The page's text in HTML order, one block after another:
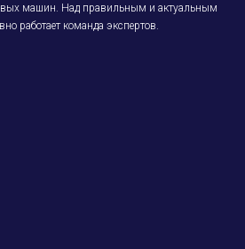
машин. Над правильным и актуальным
работает команда экспертов.